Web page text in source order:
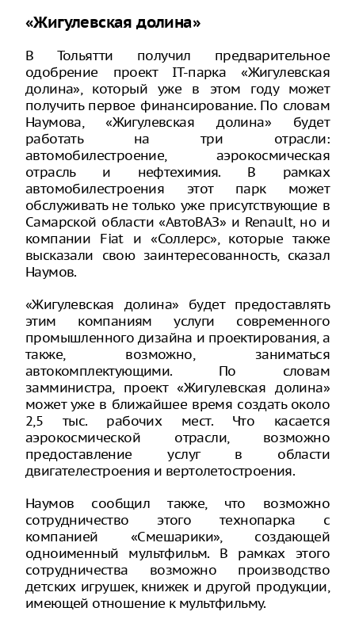
«Жигулевская долина»
В Тольятти получил предварительное
одобрение проект IT-парка «Жигулевская
долина», который уже в этом году может
получить первое финансирование. По словам
Наумова, «Жигулевская долина» будет
работать на три отрасли:
автомобилестроение, аэрокосмическая
отрасль и нефтехимия. В рамках
автомобилестроения этот парк может
обслуживать не только уже присутствующие в
Самарской области «АвтоВАЗ» и Renault, но и
компании Fiat и «Соллерс», которые также
высказали свою заинтересованность, сказал
Наумов.
«Жигулевская долина» будет предоставлять
этим компаниям услуги современного
промышленного дизайна и проектирования, а
также, возможно, заниматься
автокомплектующими. По словам
замминистра, проект «Жигулевская долина»
может уже в ближайшее время создать около
2,5 тыс. рабочих мест. Что касается
аэрокосмической отрасли, возможно
предоставление услуг в области
двигателестроения и вертолетостроения.
Наумов сообщил также, что возможно
сотрудничество этого технопарка с
компанией «Смешарики», создающей
одноименный мультфильм. В рамках этого
сотрудничества возможно производство
детских игрушек, книжек и другой продукции,
имеющей отношение к мультфильму.